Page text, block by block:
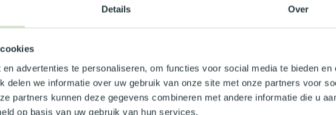
Details Over
advertenties te personaliseren, om functies voor social media te bieden en
delen we informatie over uw gebruik van onze site met onze partners voor
partners kunnen deze gegevens combineren met andere informatie die u
op basis van uw gebruik van hun services.
https://www.natuurlijklicht.nl/